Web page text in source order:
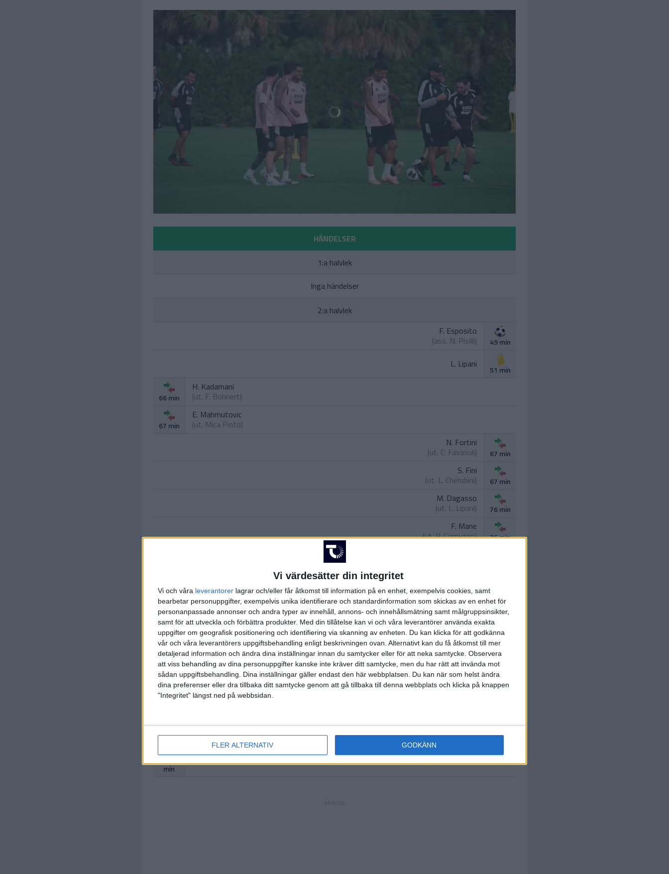
Vi värdesätter din integritet
Vi och våra leverantorer lagrar och/eller får åtkomst till information på en enhet, exempelvis cookies, samt
bearbetar personuppgifter, exempelvis unika identifierare och standardinformation som skickas av en enhet för
personanpassade annonser och andra typer av innehåll, annons- och innehållsmätning samt målgruppsinsikter,
samt för att utveckla och förbättra produkter. Med din tillåtelse kan vi och våra leverantörer använda exakta
uppgifter om geografisk positionering och identifiering via skanning av enheten. Du kan klicka för att godkänna
vår och våra leverantörers uppgiftsbehandling enligt beskrivningen ovan. Alternativt kan du få åtkomst till mer
detaljerad information och ändra dina inställningar innan du samtycker eller för att neka samtycke. Observera
att viss behandling av dina personuppgifter kanske inte kräver ditt samtycke, men du har rätt att invända mot
sådan uppgiftsbehandling. Dina inställningar gäller endast den här webbplatsen. Du kan när som helst ändra
dina preferenser eller dra tillbaka ditt samtycke genom att gå tillbaka till denna webbplats och klicka på knappen
"Integritet" längst ned på webbsidan.
FLER ALTERNATIV GODKÄNN
HÄNDELSER
1:a halvlek
Inga händelser
2:a halvlek
F. Esposito
(ass. N. Pisilli) 49 min
L. Lipani
51 min
66 min
H. Kadamani
(ut. F. Bohnert)
67 min
E. Mahmutovic
(ut. Mica Pinto)
N. Fortini
(ut. C. Favasuli) 67 min
S. Fini
(ut. L. Cherubini) 67 min
M. Dagasso
(ut. L. Lipani) 76 min
F. Mane
(ut.P. Comuzzo) 76 min
77 min
(ut.V. Thill)
86 min
D. Duarte
(ut.T. de Sousa)
86 min
A. Curci
(ut.D. Sinani)
86 min
M. Goncalves
(ut.M. Olesen)
min
D. Carlson